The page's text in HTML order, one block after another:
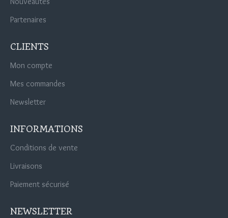
Partenaires
CLIENTS
Mon compte
Mes commandes
Newsletter
INFORMATIONS
Conditions de vente
Livraisons
Paiement sécurisé
NEWSLETTER